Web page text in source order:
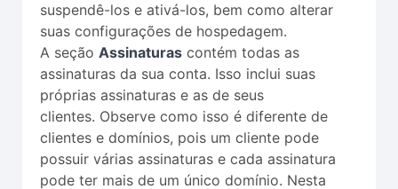
suspendê-los e ativá-los, bem como alterar
suas configurações de hospedagem.
A seção Assinaturas contém todas as
assinaturas da sua conta. Isso inclui suas
próprias assinaturas e as de seus
clientes. Observe como isso é diferente de
clientes e domínios, pois um cliente pode
possuir várias assinaturas e cada assinatura
pode ter mais de um único domínio. Nesta